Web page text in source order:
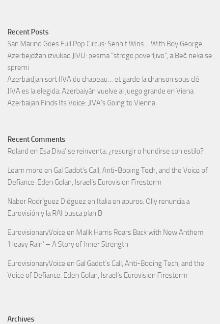
Recent Posts
San Marino Goes Full Pop Circus: Senhit Wins… With Boy George
Azerbejdžan izvukao JIVU: pesma “strogo poverljivo”, a Beč neka se
spremi
Azerbaïdjan sort JIVA du chapeau… et garde la chanson sous clé
JIVA es la elegida: Azerbaiyán vuelve al juego grande en Viena
Azerbaijan Finds Its Voice: JIVA’s Going to Vienna
Recent Comments
Roland en Esa Diva’ se reinventa: ¿resurgir o hundirse con estilo?
Learn more en Gal Gadot’s Call, Anti-Booing Tech, and the Voice of
Defiance: Eden Golan, Israel’s Eurovision Firestorm
Nabor Rodríguez Diéguez en Italia en apuros: Olly renuncia a
Eurovisión y la RAI busca plan B
EurovisionaryVoice en Malik Harris Roars Back with New Anthem
‘Heavy Rain’ – A Story of Inner Strength
EurovisionaryVoice en Gal Gadot’s Call, Anti-Booing Tech, and the
Voice of Defiance: Eden Golan, Israel’s Eurovision Firestorm
Archives